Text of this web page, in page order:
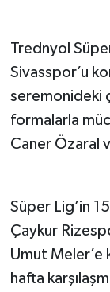
Trednyol
Sivasspor’u
seremonideki
formalarla
Caner Özaral
Süper Lig’in
Çaykur
Umut Meler’e
hafta